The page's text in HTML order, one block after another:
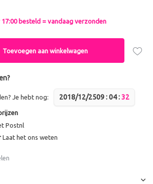
besteld = vandaag verzonden
Toevoegen aan winkelwagen
Je hebt nog: 2018/12/2509:04:32
Postnl
Laat het ons weten